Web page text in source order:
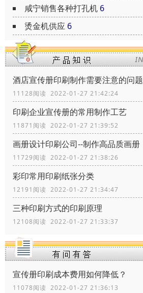
咸宁销售各种打孔机 6
烫金机供应 6
酒店宣传册印刷制作需要注意的问题
11128阅读 2022-01-27 21:42:24
印刷企业宣传册的常用制作工艺
11871阅读 2022-01-27 21:39:52
画册设计印刷公司--制作高品质画册
11729阅读 2022-01-27 21:38:26
彩印常用印刷纸张分类
12191阅读 2022-01-27 21:34:47
三种印刷方式的印刷原理
12108阅读 2022-01-27 21:33:37
宣传册印刷成本费用如何降低？
11078阅读 2022-01-27 21:36:13